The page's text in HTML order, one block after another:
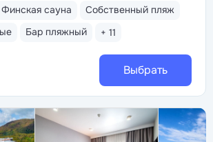
Финская сауна
Собственный пляж
Бар пляжный + 11
Выбрать